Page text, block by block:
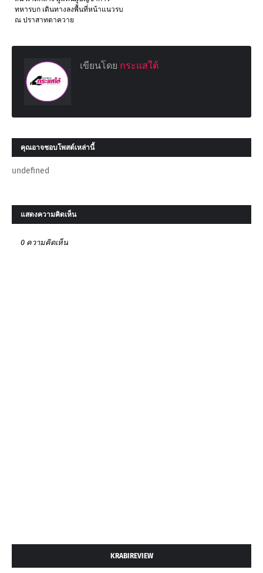
ทหารบก เดินทางลงพื้นที่หน้าแนวรบ
ณ ปราสาทตาควาย
เขียนโดย กระแสใต้
คุณอาจชอบโพสต์เหล่านี้
undefined
แสดงความคิดเห็น
0 ความคิดเห็น
KRABIREVIEW